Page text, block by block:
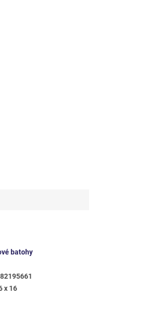
batohy
x 16